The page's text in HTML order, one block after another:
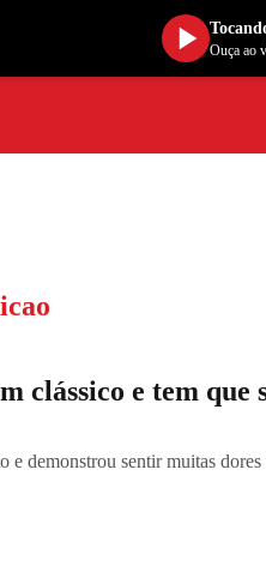
clássico e tem que
e demonstrou sentir muitas
Ouça ao